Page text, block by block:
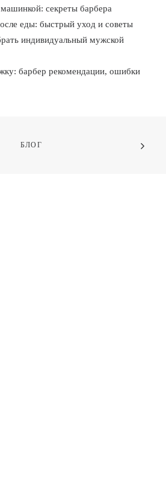
секреты барбера
еды: быстрый уход и советы
индивидуальный мужской
барбер рекомендации, ошибки
БЛОГ